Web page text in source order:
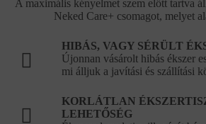
A maximális kényelmet szem előtt tartva
Neked Care+ csomagot, melyet
HIBÁS, VAGY SÉRÜLT
Újonnan vásárolt hibás ékszer
mi álljuk a javítási és szállítási
KORLÁTLAN
LEHETŐSÉG